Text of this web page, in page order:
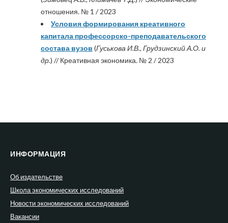
отношения. № 1 / 2023
Условия формирования креативного
капитала профессорско-преподавательского
состава вузов (Гуськова И.В., Грудзинский А.О. и
др.) // Креативная экономика. № 2 / 2023
ИНФОРМАЦИЯ
Об издательстве
Школа экономических исследований
Новости экономических исследований
Вакансии